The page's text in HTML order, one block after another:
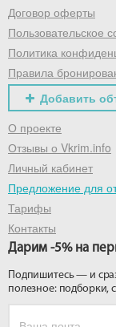
Договор оферты
Пользовательское
Политика
Правила
Добавить
О проекте
Отзывы о Vkrim.info
Личный кабинет
Предложение для
Тарифы
Контакты
Дарим -5% на
Подпишитесь — и
полезное: подборки,